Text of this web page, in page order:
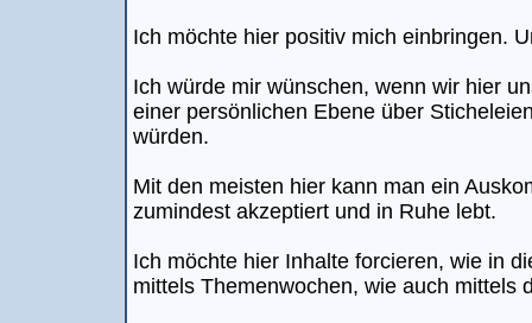
Ich möchte hier positiv mich einbringen.
Ich würde mir wünschen, wenn wir hier
einer persönlichen Ebene über
würden.
Mit den meisten hier kann man ein
zumindest akzeptiert und in Ruhe lebt.
Ich möchte hier Inhalte forcieren, wie in
mittels Themenwochen, wie auch mittels